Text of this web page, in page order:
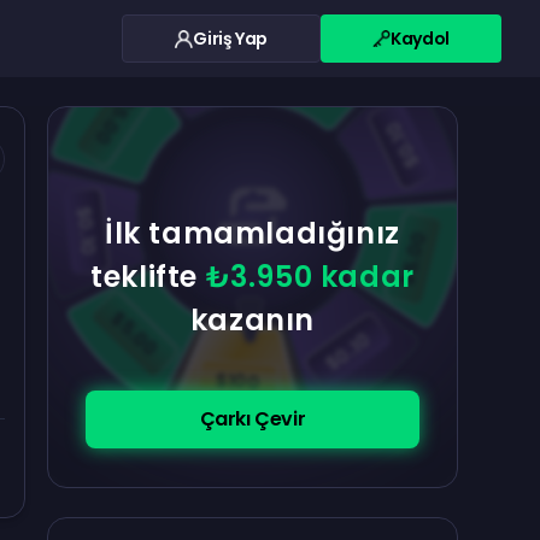
Giriş Yap Kaydol
İlk tamamladığınız
teklifte ₺3.950 kadar
kazanın
Çarkı Çevir
$100
$5.00
$5.00
$0.10 $5.00
$5.00